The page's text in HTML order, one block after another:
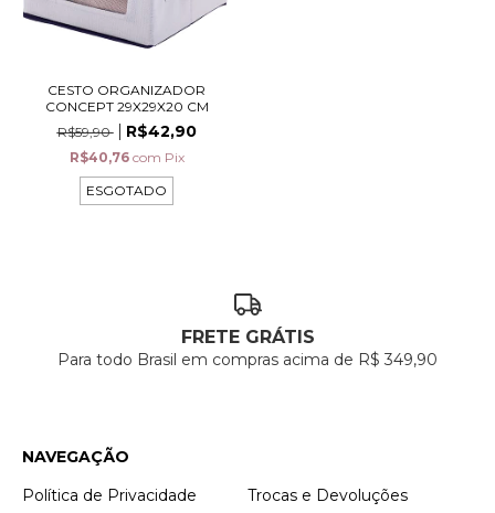
CESTO ORGANIZADOR
CONCEPT 29X29X20 CM
R$59,90
R$42,90
R$40,76 com Pix
ESGOTADO
FRETE GRÁTIS
Para todo Brasil em compras acima de R$ 349,90
NAVEGAÇÃO
Política de Privacidade
Trocas e Devoluções